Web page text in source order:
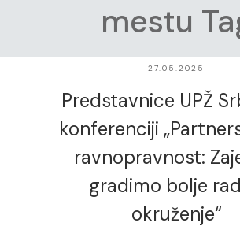
mestu
27.05.2025
Predstavnice UPŽ
konferenciji
ravnopravnost:
gradimo bolje
okruženje“